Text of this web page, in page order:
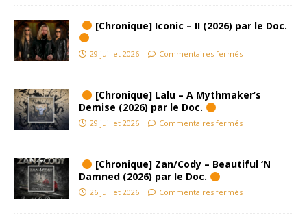
[Chronique] Iconic – II (2026) par le Doc.
29 juillet 2026 Commentaires fermés
[Chronique] Lalu – A Mythmaker’s
Demise (2026) par le Doc.
29 juillet 2026 Commentaires fermés
[Chronique] Zan/Cody – Beautiful ‘N
Damned (2026) par le Doc.
26 juillet 2026 Commentaires fermés